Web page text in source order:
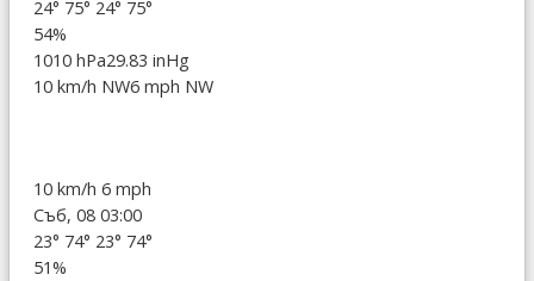
24° 75° 24° 75°
54%
1010 hPa29.83 inHg
10 km/h NW6 mph NW
10 km/h 6 mph
Съб, 08 03:00
23° 74° 23° 74°
51%